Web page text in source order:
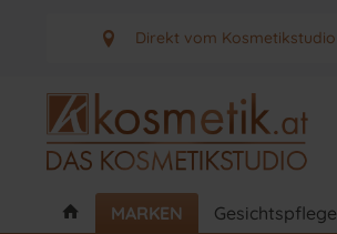
Direkt vom Kosmetikstudio
MARKEN Gesichtspflege